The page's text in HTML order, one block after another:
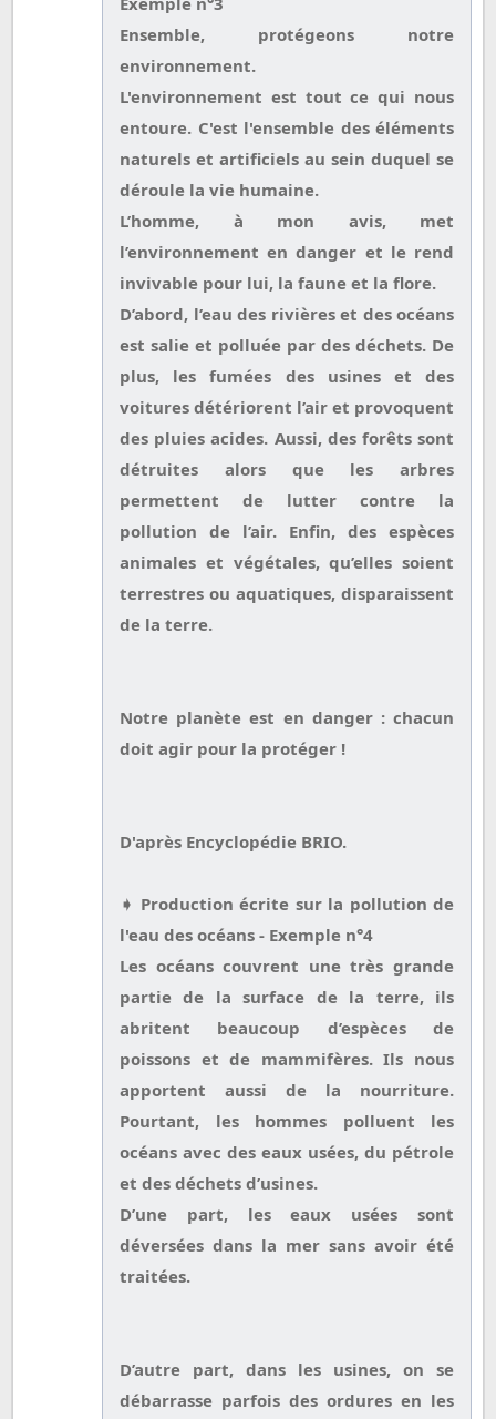
Ensemble, protégeons notre
environnement.
L'environnement est tout ce qui nous
entoure. C'est l'ensemble des éléments
naturels et artificiels au sein duquel se
déroule la vie humaine.
L’homme, à mon avis, met
l’environnement en danger et le rend
invivable pour lui, la faune et la flore.
D’abord, l’eau des rivières et des océans
est salie et polluée par des déchets. De
plus, les fumées des usines et des
voitures détériorent l’air et provoquent
des pluies acides. Aussi, des forêts sont
détruites alors que les arbres
permettent de lutter contre la
pollution de l’air. Enfin, des espèces
animales et végétales, qu’elles soient
terrestres ou aquatiques, disparaissent
de la terre.
Notre planète est en danger : chacun
doit agir pour la protéger !
D'après Encyclopédie BRIO.
➧ Production écrite sur la pollution de
l'eau des océans - Exemple n°4
Les océans couvrent une très grande
partie de la surface de la terre, ils
abritent beaucoup d’espèces de
poissons et de mammifères. Ils nous
apportent aussi de la nourriture.
Pourtant, les hommes polluent les
océans avec des eaux usées, du pétrole
et des déchets d’usines.
D’une part, les eaux usées sont
déversées dans la mer sans avoir été
traitées.
D’autre part, dans les usines, on se
débarrasse parfois des ordures en les